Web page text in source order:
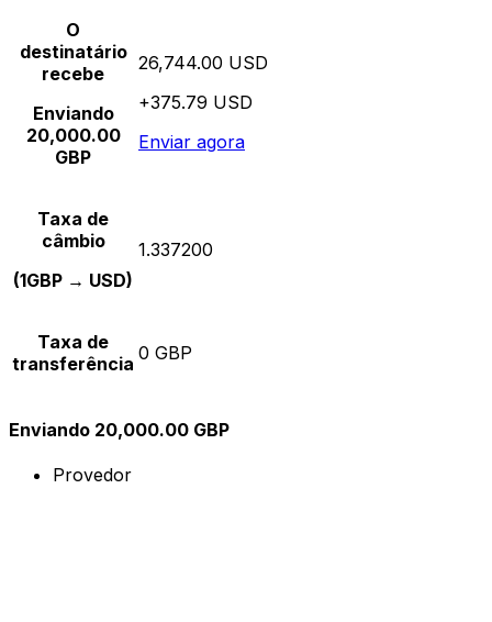
O
destinatário
recebe
Enviando
20,000.00
GBP
26,744.00 USD
+375.79 USD
Enviar agora
Taxa de
câmbio
(1GBP → USD)
1.337200
Taxa de
transferência 0 GBP
Enviando 20,000.00 GBP
Provedor